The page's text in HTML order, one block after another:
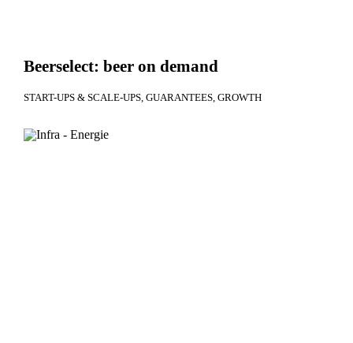
Beerselect: beer on demand
START-UPS & SCALE-UPS GUARANTEES GROWTH